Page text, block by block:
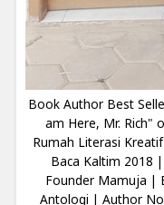
Book Author Best
am Here, Mr. Rich"
Rumah Literasi
Baca Kaltim 2018
Founder Mamuja |
Antologi | Author